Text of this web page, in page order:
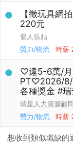
【徵玩具網
220元
個人張貼
勞力/物流
時薪
♡達5-6萬/月
PT♡2026/8/
各種獎金 #
瑞星人力資源顧
勞力/物流
時薪
想收到類似職缺的